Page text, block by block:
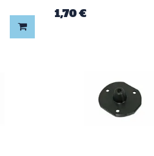
Lisää koriin
1,70 €